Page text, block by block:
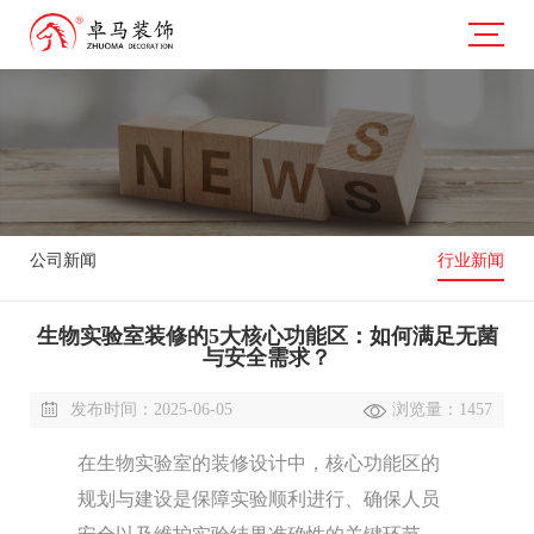
公司新闻 行业新闻
生物实验室装修的5大核心功能区：如何满足无菌
与安全需求？
发布时间：2025-06-05 浏览量：1457
在生物实验室的装修设计中，核心功能区的
规划与建设是保障实验顺利进行、确保人员